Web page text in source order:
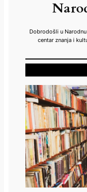
Dobrodošli u
centar znanja i